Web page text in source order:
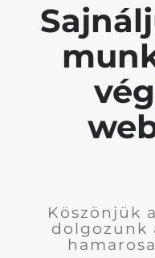
Köszönjük
dolgozunk